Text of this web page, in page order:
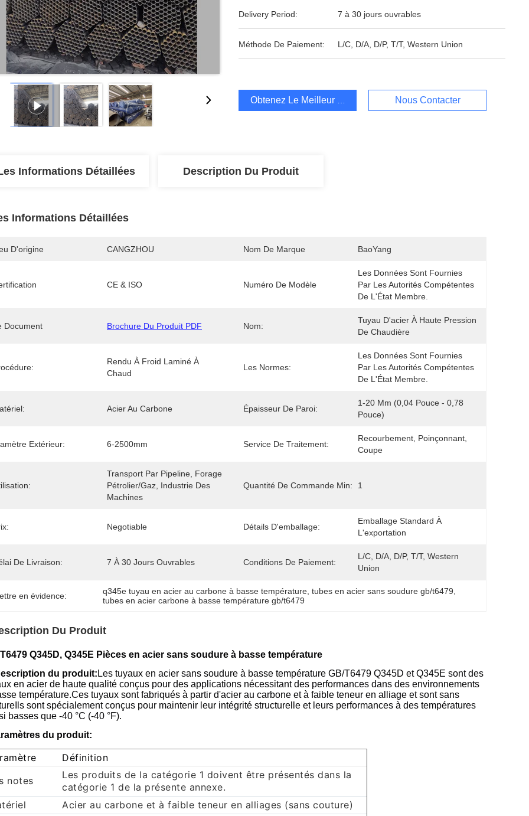
Delivery Period: 7 à 30 jours ouvrables
Méthode De Paiement: L/C, D/A, D/P, T/T, Western Union
Obtenez Le Meilleur Prix Nous Contacter
Informations Détaillées Description Du Produit
Informations Détaillées
D'origine CANGZHOU Nom De Marque BaoYang
CE & ISO Numéro De Modèle
Les Données Sont Fournies
Par Les Autorités Compétentes
De L'État Membre.
Document Brochure Du Produit PDF Nom:
Tuyau D'acier À Haute Pression
De Chaudière
Rendu À Froid Laminé À
Chaud
Les Normes:
Les Données Sont Fournies
Par Les Autorités Compétentes
De L'État Membre.
Acier Au Carbone Épaisseur De Paroi:
1-20 Mm (0,04 Pouce - 0,78
Pouce)
Extérieur: 6-2500mm Service De Traitement:
Recourbement, Poinçonnant,
Coupe
Transport Par Pipeline, Forage
Pétrolier/gaz, Industrie Des
Machines
Quantité De Commande Min: 1
Negotiable Détails D'emballage:
Emballage Standard À
L'exportation
De Livraison: 7 À 30 Jours Ouvrables Conditions De Paiement:
L/C, D/A, D/P, T/T, Western
Union
en évidence: q345e tuyau en acier au carbone à basse température , tubes en acier sans soudure gb/t6479
tubes en acier carbone à basse température gb/t6479
Du Produit
Q345D, Q345E Pièces en acier sans soudure à basse température
du produit: Les tuyaux en acier sans soudure à basse température GB/T6479 Q345D et Q345E sont des
en acier de haute qualité conçus pour des applications nécessitant des performances dans des environnements
température.Ces tuyaux sont fabriqués à partir d'acier au carbone et à faible teneur en alliage et sont sans
sont spécialement conçus pour maintenir leur intégrité structurelle et leurs performances à des températures
basses que -40 °C (-40 °F).
du produit:
Définition
notes
Les produits de la catégorie 1 doivent être présentés dans la
catégorie 1 de la présente annexe.
Acier au carbone et à faible teneur en alliages (sans couture)